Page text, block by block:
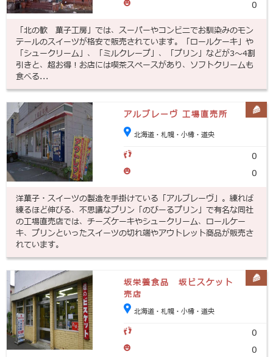
0
「北の歓 菓子工房」では、スーパーやコンビニでお馴染みのモン
テールのスイーツが格安で販売されています。「ロールケーキ」や
「シュークリーム」、「ミルクレープ」、「プリン」などが3～4割
引きと、超お得！お店には喫茶スペースがあり、ソフトクリームも
食べる...
アルブレーヴ 工場直売所
北海道・札幌・小樽・道央
0
0
洋菓子・スイーツの製造を手掛けている「アルブレーヴ」。練れば
練るほど伸びる、不思議なプリン「のびーるプリン」で有名な同社
の工場直売店では、チーズケーキやシュークリーム、ロールケー
キ、プリンといったスイーツの切れ端やアウトレット商品が販売さ
れています。
坂栄養食品 坂ビスケット
売店
北海道・札幌・小樽・道央
0
0